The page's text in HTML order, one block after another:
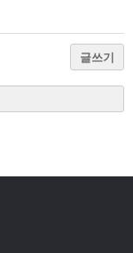
글쓰기